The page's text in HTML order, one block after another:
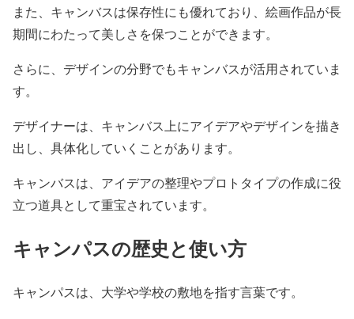
また、キャンバスは保存性にも優れており、絵画作品が長
期間にわたって美しさを保つことができます。
さらに、デザインの分野でもキャンバスが活用されていま
す。
デザイナーは、キャンバス上にアイデアやデザインを描き
出し、具体化していくことがあります。
キャンバスは、アイデアの整理やプロトタイプの作成に役
立つ道具として重宝されています。
キャンパスの歴史と使い方
キャンパスは、大学や学校の敷地を指す言葉です。